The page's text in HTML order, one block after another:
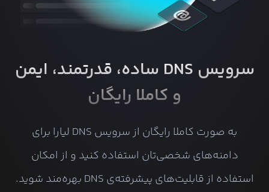
سرویس DNS ساده، قدرتمند، ایمن
و کاملا رایگان
به صورت کاملا رایگان از سرویس DNS لیارا برای
دامنه‌های شخصی‌تان استفاده کنید و از امکان
استفاده از قابلیت‌های پیشرفته‌ی DNS بهره‌مند شوید.